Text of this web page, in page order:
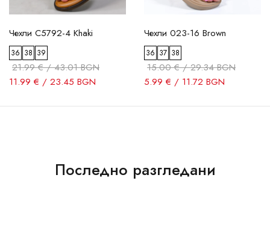
Чехли C5792-4 Khaki
36 38 39
21.99 € / 43.01 BGN
11.99 € / 23.45 BGN
Чехли 023-16 Brown
36 37 38
15.00 € / 29.34 BGN
5.99 € / 11.72 BGN
Последно разгледани